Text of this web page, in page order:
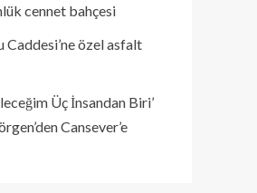
cennet bahçesi
Caddesi’ne özel asfalt
Üç İnsandan Biri’
Cansever’e